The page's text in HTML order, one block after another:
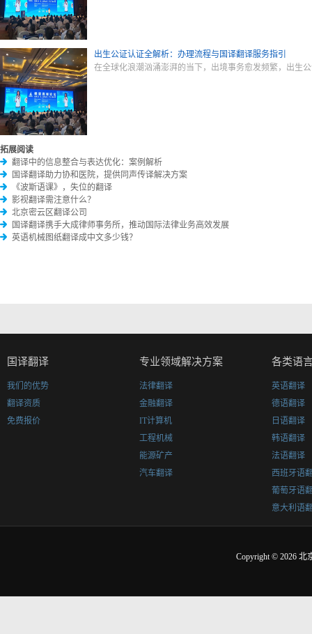
出生公证认证全解析：办理流程与国译翻译服务指引
在全球化浪潮汹涌澎湃的当下，出境事务愈发频繁，出生
拓展阅读
翻译中的信息整合与表达优化：案例解析
国译翻译助力协和医院，提供同声传译解决方案
《波斯语课》，失位的翻译
影视翻译需注意什么？
北京密云区翻译公司
国译翻译携手大成律师事务所，推动国际法律业务高效发展
英语机械图纸翻译成中文多少钱？
国译翻译
我们的优势
翻译资质
免费报价
专业领域解决方案
法律翻译
金融翻译
IT计算机
工程机械
能源矿产
汽车翻译
各类语
英语翻译
德语翻译
日语翻译
韩语翻译
法语翻译
西班牙语
葡萄牙语
意大利语
Copyright © 2026 北